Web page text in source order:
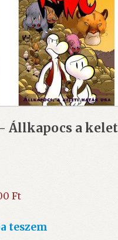
Állkapocs a
FtCurrent
is:
teszem